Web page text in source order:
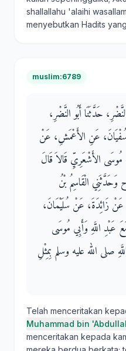
shallallahu 'alaihi
menyebutkan Hadits
muslim:6789
حَدَّثَنَا أَبُو النَّضْرِ،
سُفْيَانَ، عَنِ الأَعْمَشِ، عَنْ
الأَشْعَرِيِّ قَالاَ قَالَ
وَحَدَّثَنِي الْقَاسِمُ بْنُ
زَائِدَةَ، عَنْ سُلَيْمَانَ،
اللَّهِ وَأَبِي مُوسَى
صلى الله عليه وسلم بِمِثْلِ
Telah menceritakan
Muhammad bin
menceritakan kepada